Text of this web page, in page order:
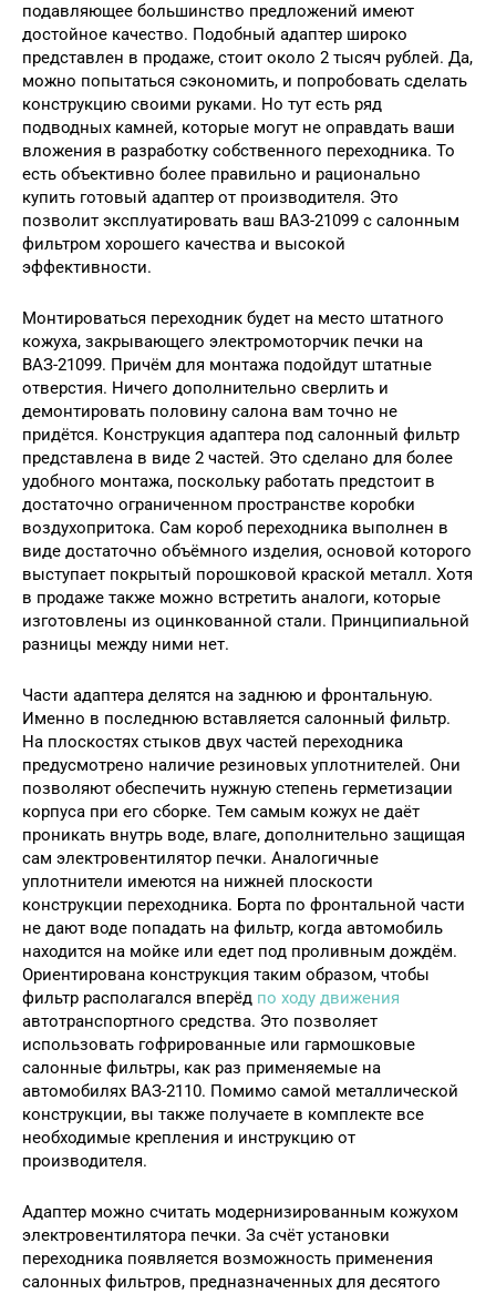
подавляющее большинство предложений имеют
достойное качество. Подобный адаптер широко
представлен в продаже, стоит около 2 тысяч рублей. Да,
можно попытаться сэкономить, и попробовать сделать
конструкцию своими руками. Но тут есть ряд
подводных камней, которые могут не оправдать ваши
вложения в разработку собственного переходника. То
есть объективно более правильно и рационально
купить готовый адаптер от производителя. Это
позволит эксплуатировать ваш ВАЗ-21099 с салонным
фильтром хорошего качества и высокой
эффективности.
Монтироваться переходник будет на место штатного
кожуха, закрывающего электромоторчик печки на
ВАЗ-21099. Причём для монтажа подойдут штатные
отверстия. Ничего дополнительно сверлить и
демонтировать половину салона вам точно не
придётся. Конструкция адаптера под салонный фильтр
представлена в виде 2 частей. Это сделано для более
удобного монтажа, поскольку работать предстоит в
достаточно ограниченном пространстве коробки
воздухопритока. Сам короб переходника выполнен в
виде достаточно объёмного изделия, основой которого
выступает покрытый порошковой краской металл. Хотя
в продаже также можно встретить аналоги, которые
изготовлены из оцинкованной стали. Принципиальной
разницы между ними нет.
Части адаптера делятся на заднюю и фронтальную.
Именно в последнюю вставляется салонный фильтр.
На плоскостях стыков двух частей переходника
предусмотрено наличие резиновых уплотнителей. Они
позволяют обеспечить нужную степень герметизации
корпуса при его сборке. Тем самым кожух не даёт
проникать внутрь воде, влаге, дополнительно защищая
сам электровентилятор печки. Аналогичные
уплотнители имеются на нижней плоскости
конструкции переходника. Борта по фронтальной части
не дают воде попадать на фильтр, когда автомобиль
находится на мойке или едет под проливным дождём.
Ориентирована конструкция таким образом, чтобы
фильтр располагался вперёд по ходу движения
автотранспортного средства. Это позволяет
использовать гофрированные или гармошковые
салонные фильтры, как раз применяемые на
автомобилях ВАЗ-2110. Помимо самой металлической
конструкции, вы также получаете в комплекте все
необходимые крепления и инструкцию от
производителя.
Адаптер можно считать модернизированным кожухом
электровентилятора печки. За счёт установки
переходника появляется возможность применения
салонных фильтров, предназначенных для десятого